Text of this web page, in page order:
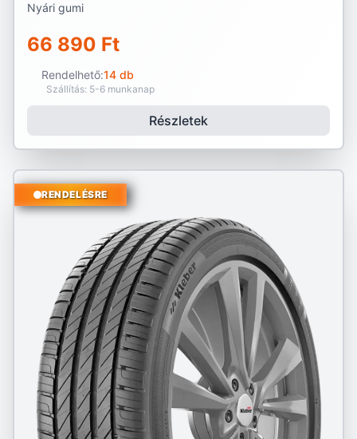
Nyári gumi
66 890 Ft
Rendelhető:14 db
Szállítás: 5-6 munkanap
Részletek
RENDELÉSRE